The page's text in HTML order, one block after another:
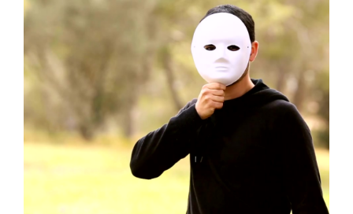
Barra
lateral
del
artículo